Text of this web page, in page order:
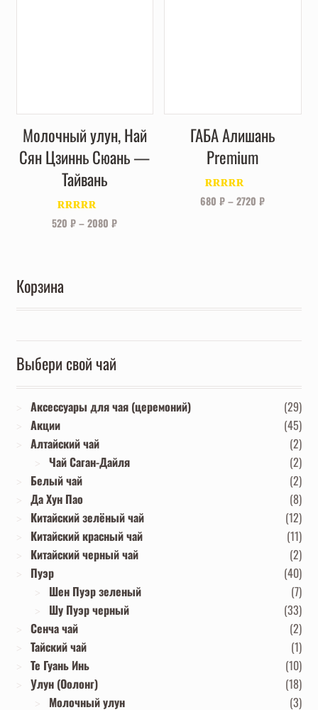
Молочный улун, Най
Сян Цзиннь Сюань —
Тайвань
Оценка5.00
из 5
520₽–2080₽
ГАБА Алишань
Premium
Оценка
4.00
из 5
680₽–2720₽
Корзина
Выбери свой чай
Аксессуары для чая (церемоний)
(29)
Акции
(45)
Алтайский чай
(2)
Чай Саган-Дайля
(2)
Белый чай
(2)
Да Хун Пао
(8)
Китайский зелёный чай
(12)
Китайский красный чай
(11)
Китайский черный чай
(2)
Пуэр
(40)
Шен Пуэр зеленый
(7)
Шу Пуэр черный
(33)
Сенча чай
(2)
Тайский чай
(1)
Те Гуань Инь
(10)
Улун (Оолонг)
(18)
Молочный улун
(3)